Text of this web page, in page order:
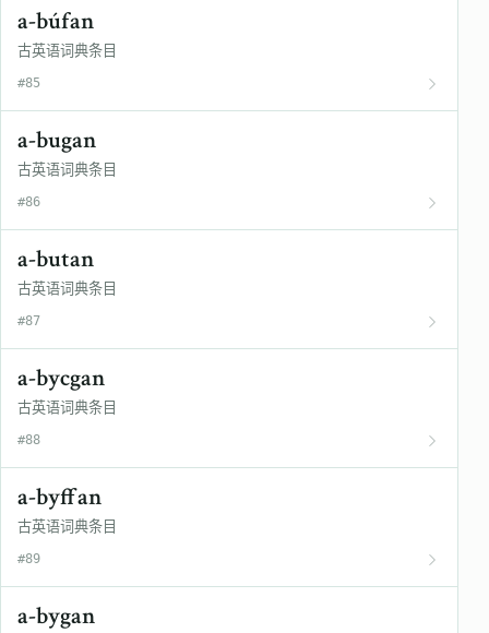
a-búfan
古英语词典条目
#85
a-bugan
古英语词典条目
#86
a-butan
古英语词典条目
#87
a-bycgan
古英语词典条目
#88
a-byffan
古英语词典条目
#89
a-bygan